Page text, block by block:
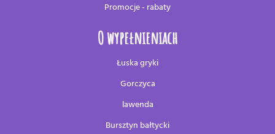
Promocje - rabaty
O wypełnieniach
Łuska gryki
Gorczyca
lawenda
Bursztyn bałtycki